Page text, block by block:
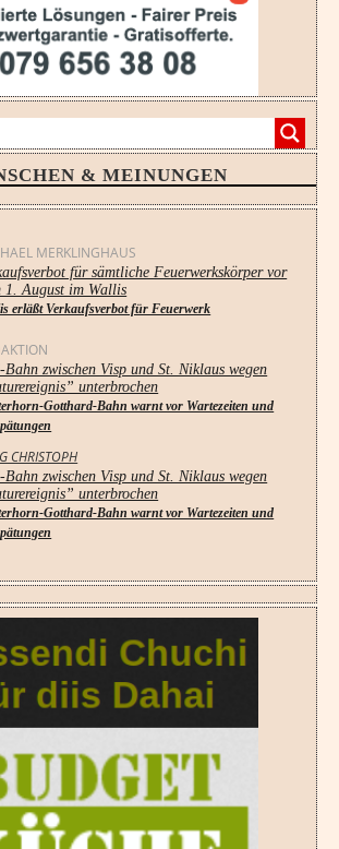
& MEINUNGEN
MERKLINGHAUS
für sämtliche Feuerwerkskörper vor
1. August im Wallis
erläßt Verkaufsverbot für Feuerwerk
Bahn zwischen Visp und St. Niklaus wegen
unterbrochen
Gotthard-Bahn warnt vor Wartezeiten und
CHRISTOPH
Bahn zwischen Visp und St. Niklaus wegen
unterbrochen
Gotthard-Bahn warnt vor Wartezeiten und